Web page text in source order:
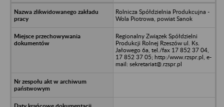
Rolnicza Spółdzielnia Produkcujna -
Wola Piotrowa, powiat Sanok
Regionalny Związek Spółdzielni
Produkcji Rolnej Rzeszów ul. Ks.
Jałowego 6a, tel./fax 17 852 37 04,
17 852 37 05; http:/www.rzspr.pl, e-
mail: sekretariat@.rzspr.pl